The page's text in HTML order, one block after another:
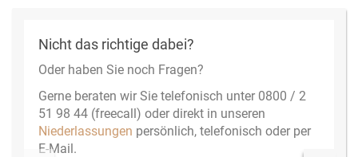
Nicht das richtige dabei?
Oder haben Sie noch Fragen?
Gerne beraten wir Sie telefonisch unter 0800 / 2
51 98 44 (freecall) oder direkt in unseren
Niederlassungen persönlich, telefonisch oder per
E-Mail.